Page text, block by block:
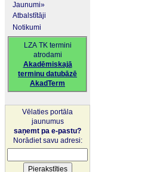
Jaunumi»
Atbalstītāji
Notikumi
LZA TK termini
atrodami
Akadēmiskajā
terminu datubāzē
AkadTerm
Vēlaties portāla
jaunumus
saņemt pa e-pastu?
Norādiet savu adresi: